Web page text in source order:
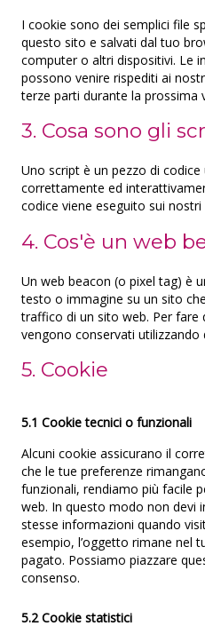
I cookie sono dei semplici file
questo sito e salvati dal tuo
computer o altri dispositivi. Le
possono venire rispediti ai
terze parti durante la prossima
3. Cosa sono gli
Uno script è un pezzo di
correttamente ed
codice viene eseguito sui
4. Cos'è un web
Un web beacon (o pixel tag) è
testo o immagine su un sito
traffico di un sito web. Per fare
vengono conservati utilizzando
5. Cookie
5.1 Cookie tecnici o funzionali
Alcuni cookie assicurano il
che le tue preferenze
funzionali, rendiamo più facile
web. In questo modo non devi
stesse informazioni quando
esempio, l’oggetto rimane nel
pagato. Possiamo piazzare
consenso.
5.2 Cookie statistici